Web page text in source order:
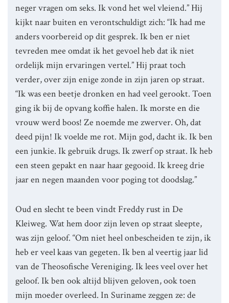
neger vragen om seks. Ik vond het wel vleiend.” Hij
kijkt naar buiten en verontschuldigt zich: “Ik had me
anders voorbereid op dit gesprek. Ik ben er niet
tevreden mee omdat ik het gevoel heb dat ik niet
ordelijk mijn ervaringen vertel.” Hij praat toch
verder, over zijn enige zonde in zijn jaren op straat.
“Ik was een beetje dronken en had veel gerookt. Toen
ging ik bij de opvang koffie halen. Ik morste en die
vrouw werd boos! Ze noemde me zwerver. Oh, dat
deed pijn! Ik voelde me rot. Mijn god, dacht ik. Ik ben
een junkie. Ik gebruik drugs. Ik zwerf op straat. Ik heb
een steen gepakt en naar haar gegooid. Ik kreeg drie
jaar en negen maanden voor poging tot doodslag.”
Oud en slecht te been vindt Freddy rust in De
Kleiweg. Wat hem door zijn leven op straat sleepte,
was zijn geloof. “Om niet heel onbescheiden te zijn, ik
heb er veel kaas van gegeten. Ik ben al veertig jaar lid
van de Theosofische Vereniging. Ik lees veel over het
geloof. Ik ben ook altijd blijven geloven, ook toen
mijn moeder overleed. In Suriname zeggen ze: de